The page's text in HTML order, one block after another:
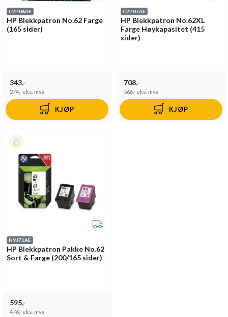
C2P06AE
HP Blekkpatron No.62 Farge
(165 sider)
343,-
274,- eks. mva
KJØP
C2P07AE
HP Blekkpatron No.62XL
Farge Høykapasitet (415
sider)
708,-
566,- eks. mva
KJØP
N9J71AE
HP Blekkpatron Pakke No.62
Sort & Farge (200/165 sider)
595,-
476,- eks. mva